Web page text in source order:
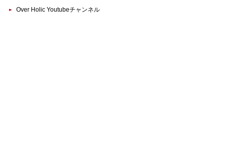
Over Holic Youtubeチャンネル